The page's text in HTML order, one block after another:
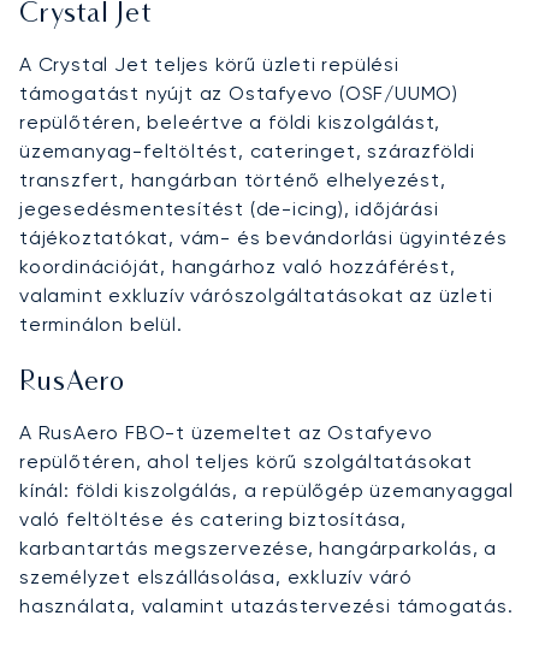
Crystal Jet
A Crystal Jet teljes körű üzleti repülési
támogatást nyújt az Ostafyevo (OSF/UUMO)
repülőtéren, beleértve a földi kiszolgálást,
üzemanyag-feltöltést, cateringet, szárazföldi
transzfert, hangárban történő elhelyezést,
jegesedésmentesítést (de-icing), időjárási
tájékoztatókat, vám- és bevándorlási ügyintézés
koordinációját, hangárhoz való hozzáférést,
valamint exkluzív várószolgáltatásokat az üzleti
terminálon belül.
RusAero
A RusAero FBO-t üzemeltet az Ostafyevo
repülőtéren, ahol teljes körű szolgáltatásokat
kínál: földi kiszolgálás, a repülőgép üzemanyaggal
való feltöltése és catering biztosítása,
karbantartás megszervezése, hangárparkolás, a
személyzet elszállásolása, exkluzív váró
használata, valamint utazástervezési támogatás.